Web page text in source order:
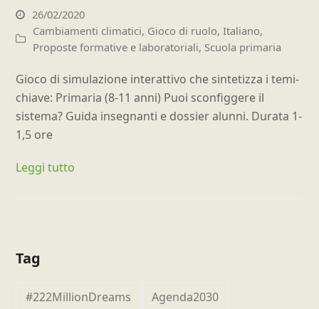
26/02/2020
Cambiamenti climatici, Gioco di ruolo,Italiano,
Proposte formative e laboratoriali, Scuola primaria
Gioco di simulazione interattivo che sintetizza i temi-
chiave: Primaria (8-11 anni) Puoi sconfiggere il
sistema? Guida insegnanti e dossier alunni. Durata 1-
1,5 ore
Leggi tutto
Tag
#222MillionDreams
Agenda2030